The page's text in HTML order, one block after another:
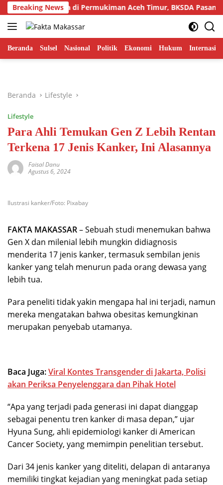
Langsung
ke
konten
Breaking News
Sumatra di Permukiman Aceh Timur, BKSDA Pasang
Beranda Sulsel Nasional Politik Ekonomi Hukum
Beranda Lifestyle
Lifestyle
Para Ahli Temukan Gen Z Lebih Rentan
Terkena 17 Jenis Kanker, Ini Alasannya
Faisal Danu
Agustus 6, 2024
Ilustrasi kanker/Foto: Pixabay
FAKTA MAKASSAR– Sebuah studi menemukan bahwa
Gen X dan milenial lebih mungkin didiagnosis
menderita 17 jenis kanker, termasuk sembilan jenis
kanker yang telah menurun pada orang dewasa yang
lebih tua.
Para peneliti tidak yakin mengapa hal ini terjadi, namun
mereka mengatakan bahwa obesitas kemungkinan
merupakan penyebab utamanya.
Baca Juga:Viral Kontes Transgender di Jakarta, Polisi
akan Periksa Penyelenggara dan Pihak Hotel
“Apa yang terjadi pada generasi ini dapat dianggap
sebagai penentu tren kanker di masa depan,” ujar
Hyuna Sung, ahli epidemiologi kanker di American
Cancer Society, yang memimpin penelitian tersebut.
Dari 34 jenis kanker yang diteliti, delapan di antaranya
memiliki tingkat kejadian yang meningkat pada setiap